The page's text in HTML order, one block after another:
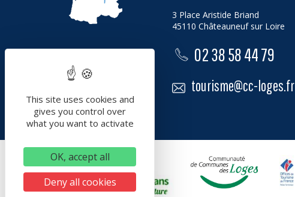
3 Place Aristide Briand
45110 Châteauneuf sur Loire
02 38 58 44 79
tourisme@cc-loges.fr
This site uses cookies and
gives you control over
what you want to activate
OK, accept all
Deny all cookies